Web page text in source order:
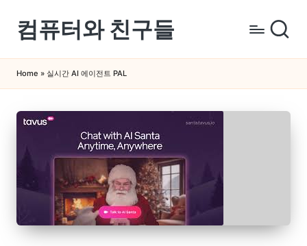
Skip
content
컴퓨터와 친구들
퓨
터
스
트
을
게
Home » 실시간 AI 에이전트 PAL